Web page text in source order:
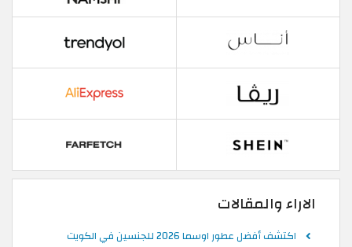
الاراء والمقالات
اكتشف أفضل عطور اوسما 2026 للجنسين في الكويت